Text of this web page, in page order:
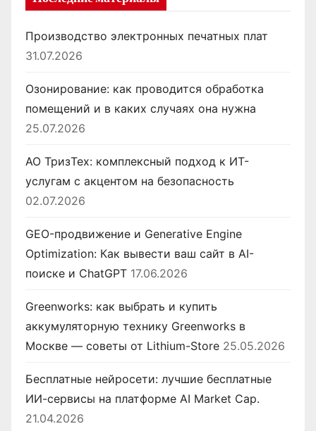
Производство электронных печатных плат
31.07.2026
Озонирование: как проводится обработка
помещений и в каких случаях она нужна
25.07.2026
АО ТризТех: комплексный подход к ИТ-
услугам с акцентом на безопасность
02.07.2026
GEO-продвижение и Generative Engine
Optimization: Как вывести ваш сайт в AI-
поиске и ChatGPT 17.06.2026
Greenworks: как выбрать и купить
аккумуляторную технику Greenworks в
Москве — советы от Lithium-Store 25.05.2026
Бесплатные нейросети: лучшие бесплатные
ИИ-сервисы на платформе AI Market Cap.
21.04.2026